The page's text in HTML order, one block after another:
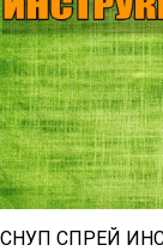
СНУП СПРЕЙ